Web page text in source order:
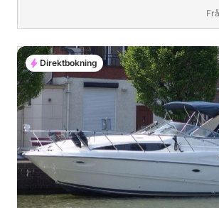
Direktbokning